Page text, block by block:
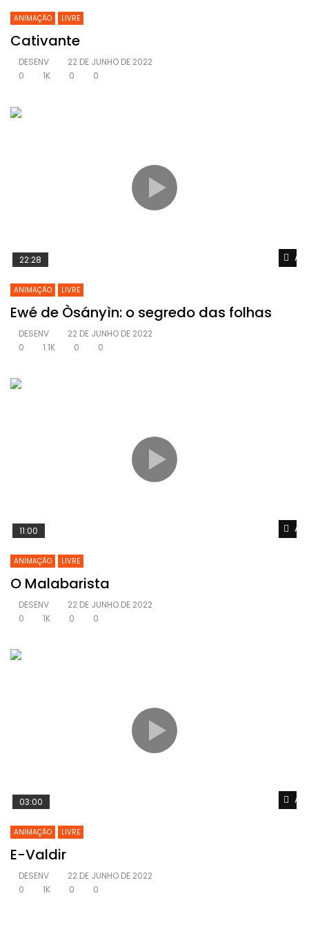
ANIMAÇÃO LIVRE
Cativante
DESENV
22 DE JUNHO DE 2022
0
1K 0 0
22:28
ANIMAÇÃO LIVRE
Ewé de Òsányìn: o segredo das folhas
DESENV
22 DE JUNHO DE 2022
0
1.1K 0 0
11:00
ANIMAÇÃO LIVRE
O Malabarista
DESENV
22 DE JUNHO DE 2022
0
1K 0 0
03:00
ANIMAÇÃO LIVRE
E-Valdir
DESENV
22 DE JUNHO DE 2022
0
1K 0 0